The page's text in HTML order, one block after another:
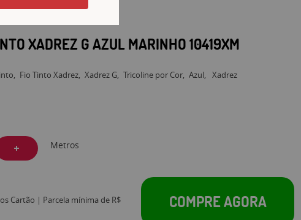
XADREZ G AZUL MARINHO 10419XM
Fio Tinto Xadrez Xadrez G Tricoline por Cor Azul
Xadrez
Metros
Cartão | Parcela mínima de R$
COMPRE AGORA